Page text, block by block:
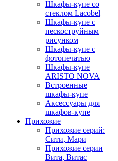
Шкафы-купе со
стеклом Lacobel
Шкафы-купе с
пескоструйным
рисунком
Шкафы-купе с
фотопечатью
Шкафы-купе
ARISTO NOVA
Встроенные
шкафы-купе
Аксессуары для
шкафов-купе
Прихожие
Прихожие серий:
Сити, Мари
Прихожие серии
Вита, Витас